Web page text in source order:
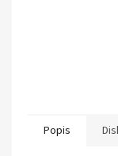
Popis